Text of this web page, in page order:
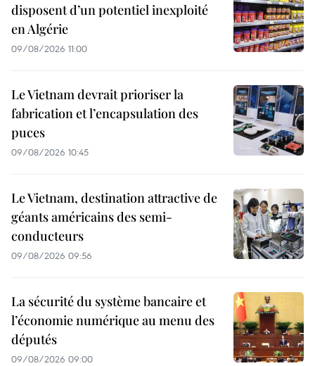
disposent d’un potentiel inexploité
en Algérie
09/08/2026 11:00
Le Vietnam devrait prioriser la
fabrication et l’encapsulation des
puces
09/08/2026 10:45
Le Vietnam, destination attractive de
géants américains des semi-
conducteurs
09/08/2026 09:56
La sécurité du système bancaire et
l’économie numérique au menu des
députés
09/08/2026 09:00